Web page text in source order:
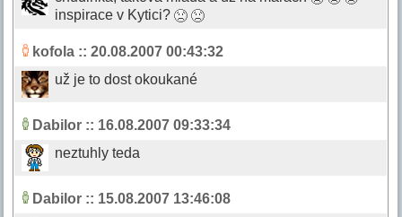
inspirace v Kytici?
kofola :: 20.08.2007 00:43:32
už je to dost okoukané
Dabilor :: 16.08.2007 09:33:34
neztuhly teda
Dabilor :: 15.08.2007 13:46:08